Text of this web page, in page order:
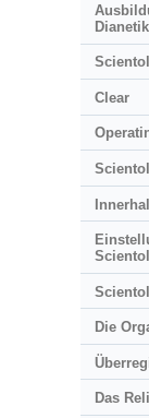
Dianetik
Clear
Die
Das